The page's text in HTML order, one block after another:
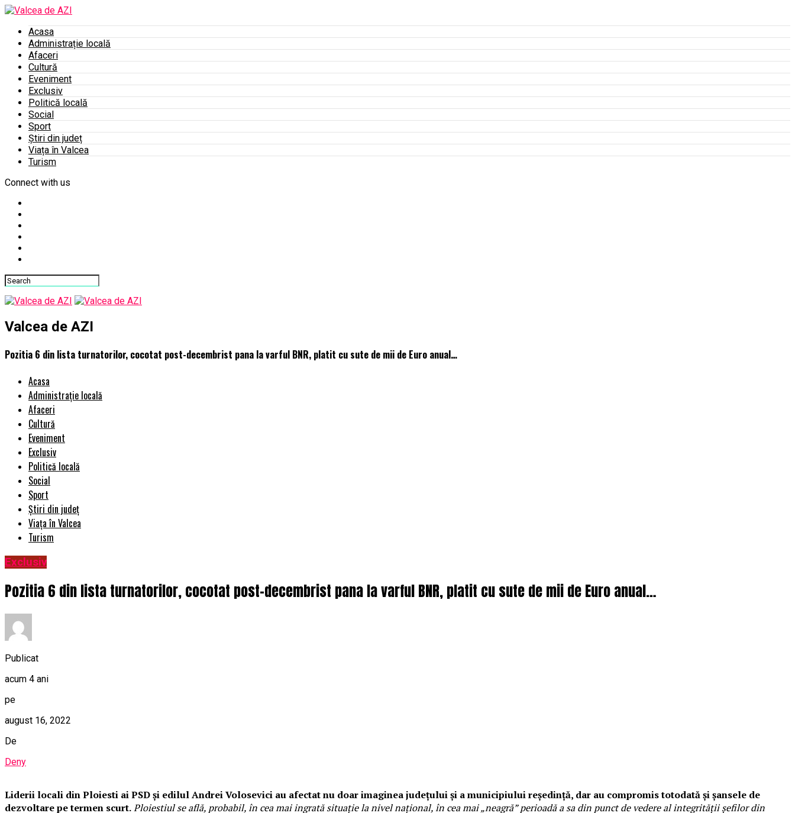
Acasa
Administrație locală
Afaceri
Cultură
Eveniment
Exclusiv
Politică locală
Social
Sport
Știri din județ
Viața în Valcea
Turism
Connect with us
Valcea de AZI
Pozitia 6 din lista turnatorilor, cocotat post-decembrist pana la varful BNR, platit cu sute de mii de Euro anual…
Acasa
Administrație locală
Afaceri
Cultură
Eveniment
Exclusiv
Politică locală
Social
Sport
Știri din județ
Viața în Valcea
Turism
Exclusiv
Pozitia 6 din lista turnatorilor, cocotat post-decembrist pana la varful BNR, platit cu sute de mii de Euro anual…
Publicat
acum 4 ani
pe
august 16, 2022
De
Deny
Liderii locali din Ploiesti ai PSD și edilul Andrei Volosevici au afectat nu doar imaginea județului și a municipiului reședință, dar au compromis totodată și șansele de
dezvoltare pe termen scurt.Ploiestiul se află, probabil, în cea mai ingrată situație la nivel național, în cea mai „neagră” perioadă a sa din punct de vedere al integrității șefilor din